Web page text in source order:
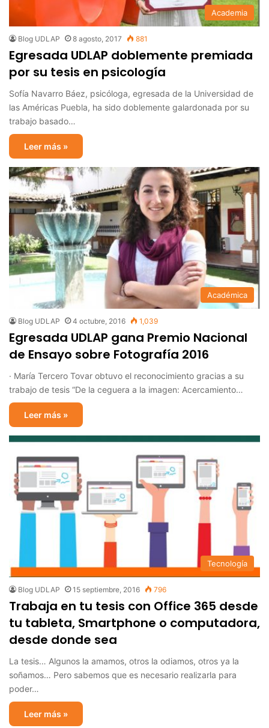
Academia
Blog UDLAP 8 agosto, 2017 881
Egresada UDLAP doblemente premiada
por su tesis en psicología
Sofía Navarro Báez, psicóloga, egresada de la Universidad de
las Américas Puebla, ha sido doblemente galardonada por su
trabajo basado…
Leer más »
Académica
Blog UDLAP 4 octubre, 2016 1,039
Egresada UDLAP gana Premio Nacional
de Ensayo sobre Fotografía 2016
· María Tercero Tovar obtuvo el reconocimiento gracias a su
trabajo de tesis “De la ceguera a la imagen: Acercamiento…
Leer más »
Tecnología
Blog UDLAP 15 septiembre, 2016 796
Trabaja en tu tesis con Office 365 desde
tu tableta, Smartphone o computadora,
desde donde sea
La tesis… Algunos la amamos, otros la odiamos, otros ya la
soñamos… Pero sabemos que es necesario realizarla para
poder…
Leer más »